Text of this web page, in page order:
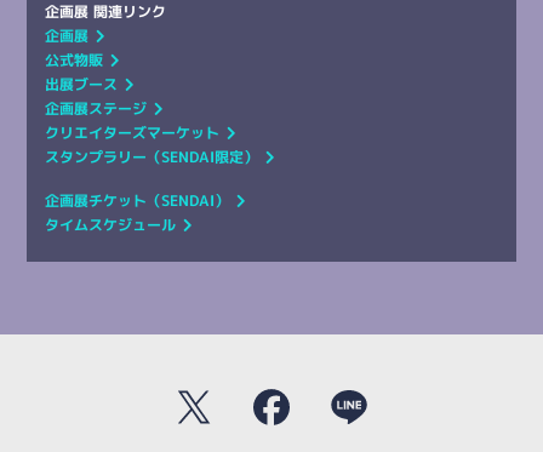
企画展 関連リンク
企画展
公式物販
出展ブース
企画展ステージ
クリエイターズマーケット
スタンプラリー（SENDAI限定）
企画展チケット（SENDAI）
タイムスケジュール